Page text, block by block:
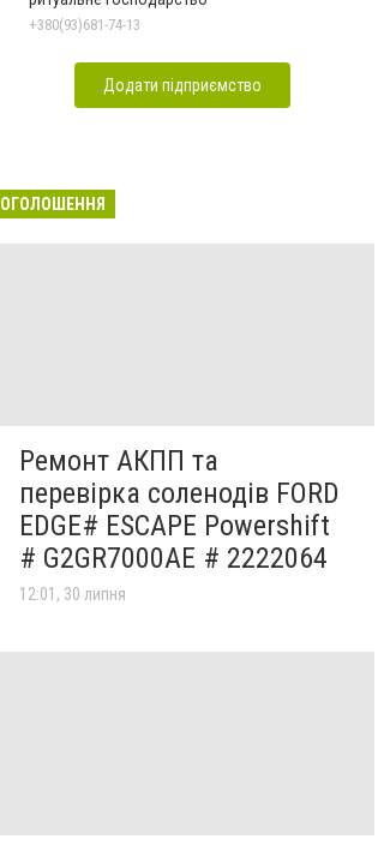
+380(93)681-74-13
Додати підприємство
ОГОЛОШЕННЯ
Ремонт АКПП та
перевірка соленодів FORD
EDGE# ESCAPE Powershift
# G2GR7000AE # 2222064
12:01, 30 липня